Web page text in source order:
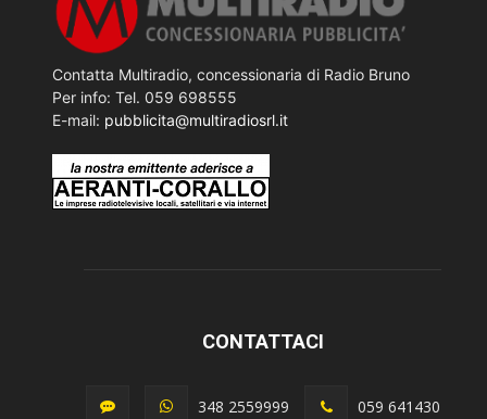
Contatta Multiradio, concessionaria di Radio Bruno
Per info: Tel. 059 698555
E-mail: pubblicita@multiradiosrl.it
CONTATTACI
348 2559999 059 641430